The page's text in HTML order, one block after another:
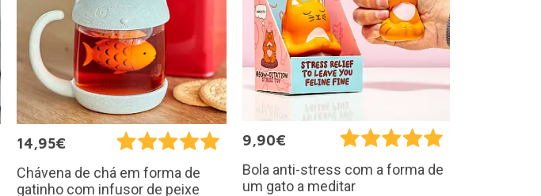
14,95€
Chávena de chá em forma de
gatinho com infusor de peixe
9,90€
Bola anti-stress com a forma de
um gato a meditar